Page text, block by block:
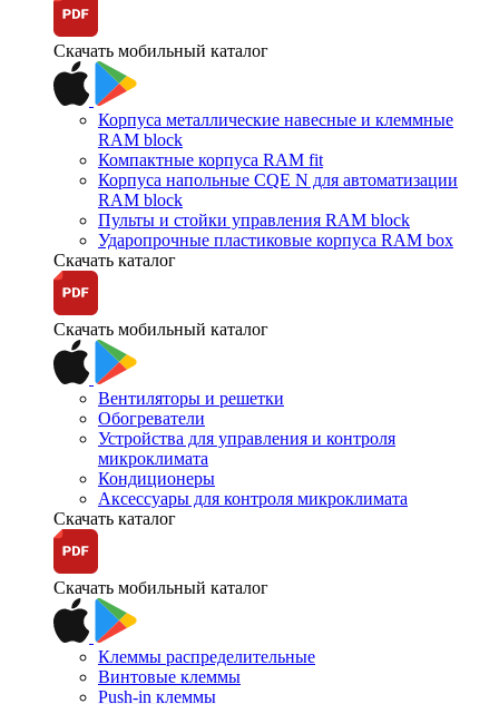
Скачать мобильный каталог
Корпуса металлические навесные и клеммные
RAM block
Компактные корпуса RAM fit
Корпуса напольные CQE N для автоматизации
RAM block
Пульты и стойки управления RAM block
Ударопрочные пластиковые корпуса RAM box
Скачать каталог
Скачать мобильный каталог
Вентиляторы и решетки
Обогреватели
Устройства для управления и контроля
микроклимата
Кондиционеры
Аксессуары для контроля микроклимата
Скачать каталог
Скачать мобильный каталог
Клеммы распределительные
Винтовые клеммы
Push-in клеммы